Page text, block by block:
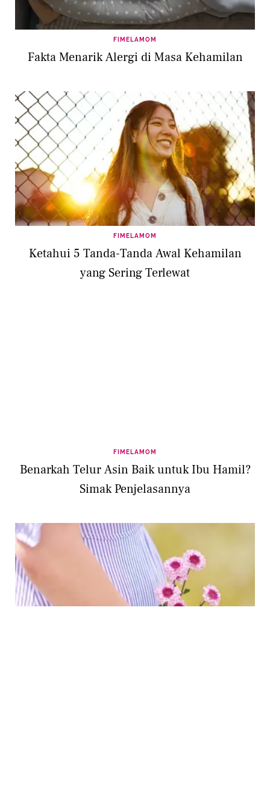
FIMELAMOM
Fakta Menarik Alergi di Masa Kehamilan
FIMELAMOM
Ketahui 5 Tanda-Tanda Awal Kehamilan
yang Sering Terlewat
FIMELAMOM
Benarkah Telur Asin Baik untuk Ibu Hamil?
Simak Penjelasannya